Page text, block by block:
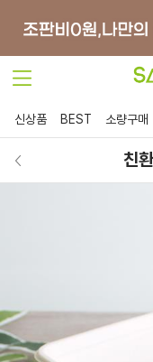
신상품 BEST 소량구매
친